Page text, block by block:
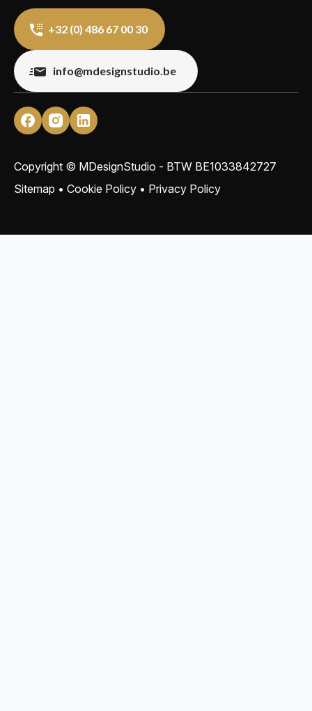
+32 (0) 486 67 00 30
info@mdesignstudio.be
Copyright © MDesignStudio - BTW BE1033842727
Sitemap • Cookie Policy • Privacy Policy